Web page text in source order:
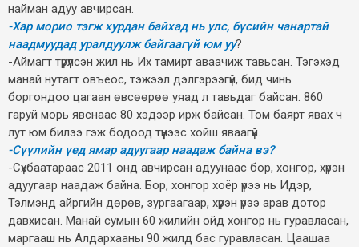
найман адуу авчирсан.
-Хар морио тэгж хурдан байхад нь улс, бүсийн чанартай
наадмуудад уралдуулж байгаагүй юм уу?
-Аймагт түрүүлсэн жил нь Их тамирт аваачиж тавьсан. Тэгэхэд
манай нутагт овъёос, тэжээл дэлгэрээгүй, бид чинь
боргондоо цагаан өвсөөрөө уяад л тавьдаг байсан. 860
гаруй морь явснаас 80 хэдээр ирж байсан. Том баярт явах ч
лут юм билээ гэж бодоод түүнээс хойш яваагүй.
-Сүүлийн үед ямар адуугаар наадаж байна вэ?
-Сүхбаатараас 2011 онд авчирсан адуунаас бор, хонгор, хүрэн
адуугаар наадаж байна. Бор, хонгор хоёр үрээ нь Идэр,
Тэлмэнд айргийн дөрөв, зургаагаар, хүрэн үрээ арав дотор
давхисан. Манай сумын 60 жилийн ойд хонгор нь гуравласан,
маргааш нь Алдархааны 90 жилд бас гуравласан. Цаашаа